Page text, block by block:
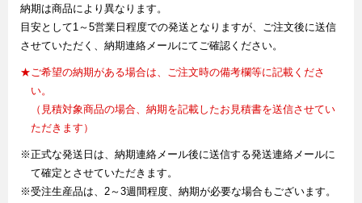
納期は商品により異なります。
目安として1～5営業日程度での発送となりますが、ご注文後に送信
させていただく、納期連絡メールにてご確認ください。
★ご希望の納期がある場合は、ご注文時の備考欄等に記載くださ
い。
（見積対象商品の場合、納期を記載したお見積書を送信させてい
ただきます）
※正式な発送日は、納期連絡メール後に送信する発送連絡メールに
て確定とさせていただきます。
※受注生産品は、2～3週間程度、納期が必要な場合もございます。